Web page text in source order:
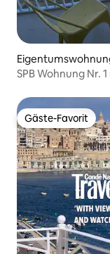
SPB Wohnung Nr.
Gäste-Favorit
Gäste-Favorit